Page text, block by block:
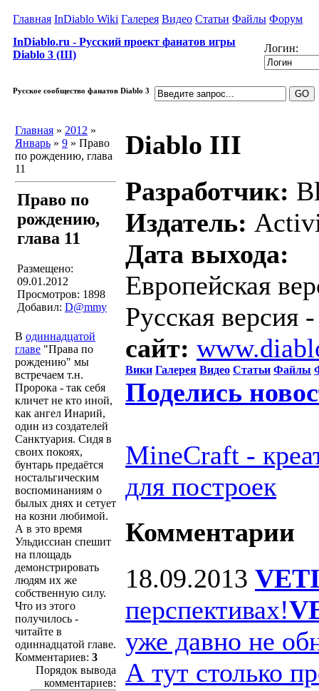
Главная InDiablo Wiki Галерея Видео Статьи Файлы Форум
InDiablo.ru - Русский проект фанатов игры
Diablo 3 (III)
Логин:
Русское сообщество фанатов Diablo 3
Главная » 2012 »
Январь » 9 » Право
по рождению, глава
11
Право по
рождению,
глава 11
Размещено:
09.01.2012
Просмотров: 1898
Добавил: D@mmy
В одиннадцатой
главе "Права по
рождению" мы
встречаем т.н.
Пророка - так себя
кличет не кто иной,
как ангел Инарий,
один из создателей
Санктуария. Сидя в
своих покоях,
бунтарь предаётся
ностальгическим
воспоминаниям о
былых днях и сетует
на козни любимой.
А в это время
Ульдиссиан спешит
на площадь
демонстрировать
людям их же
собственную силу.
Что из этого
получилось -
читайте в
одиннадцатой главе.
Комментариев: 3
Порядок вывода
комментариев:
Diablo III
Разработчик:
Издатель:
Дата выхода:
Европейская
Русская
сайт:
Вики Галерея Видео Статьи Файлы
Поделись
MineCraft -
для построек
Комментарии
18.09.2013
перспективах!
уже давно не
А тут столько